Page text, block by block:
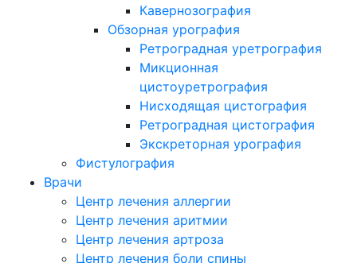
Кавернозография
Обзорная урография
Ретроградная уретрография
Микционная
цистоуретрография
Нисходящая цистография
Ретроградная цистография
Экскреторная урография
Фистулография
Врачи
Центр лечения аллергии
Центр лечения аритмии
Центр лечения артроза
Центр лечения боли спины